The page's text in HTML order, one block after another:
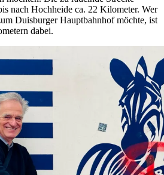
nach Hochheide ca. 22 Kilometer. Wer
Duisburger Hauptbahnhof möchte, ist
dabei.